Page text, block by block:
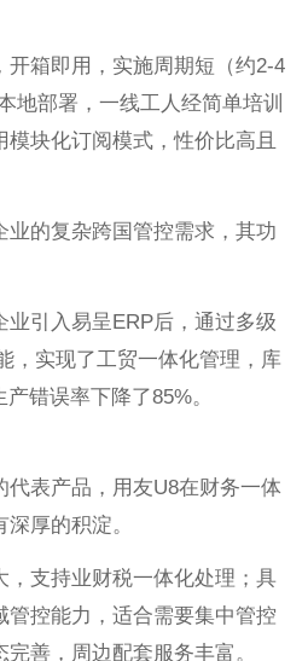
开箱即用，实施周期短（约2-4
地部署，一线工人经简单培训
模块化订阅模式，性价比高且
业的复杂跨国管控需求，其功
业引入易呈ERP后，通过多级
，实现了工贸一体化管理，库
错误率下降了85%。
代表产品，用友U8在财务一体
厚的积淀。
，支持业财税一体化处理；具
管控能力，适合需要集中管控
善，周边配套服务丰富。